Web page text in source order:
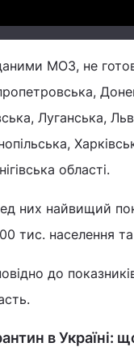
МОЗ, не
Луганська,
області.
них найвищий
тис. населення
до
в Україні: